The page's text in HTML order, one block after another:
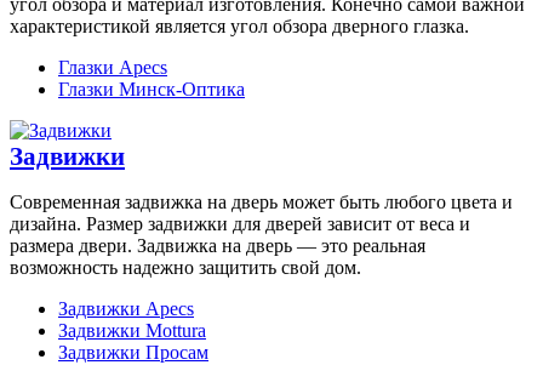
угол обзора и материал изготовления. Конечно самой важной
характеристикой является угол обзора дверного глазка.
Глазки Apecs
Глазки Минск-Оптика
Задвижки
Современная задвижка на дверь может быть любого цвета и
дизайна. Размер задвижки для дверей зависит от веса и
размера двери. Задвижка на дверь — это реальная
возможность надежно защитить свой дом.
Задвижки Apecs
Задвижки Mottura
Задвижки Просам